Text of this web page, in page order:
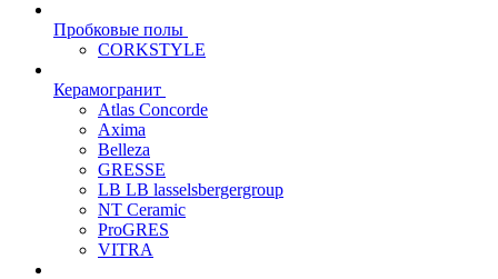
Пробковые полы
CORKSTYLE
Керамогранит
Atlas Concorde
Axima
Belleza
GRESSE
LB LB lasselsbergergroup
NT Ceramic
ProGRES
VITRA